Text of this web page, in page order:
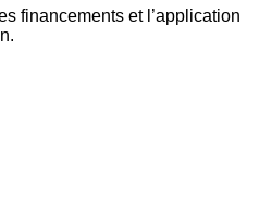
financements et l’application